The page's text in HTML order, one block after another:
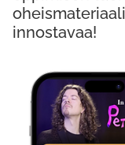
innostavaa!